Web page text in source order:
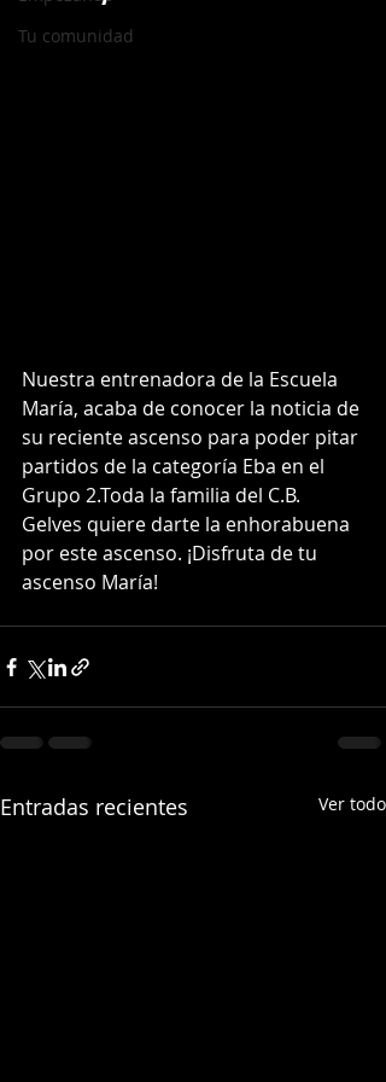
Tu comunidad
Nuestra entrenadora de la Escuela
María, acaba de conocer la noticia de
su reciente ascenso para poder pitar
partidos de la categoría Eba en el
Grupo 2.Toda la familia del C.B.
Gelves quiere darte la enhorabuena
por este ascenso. ¡Disfruta de tu
ascenso María!
Entradas recientes Ver todo